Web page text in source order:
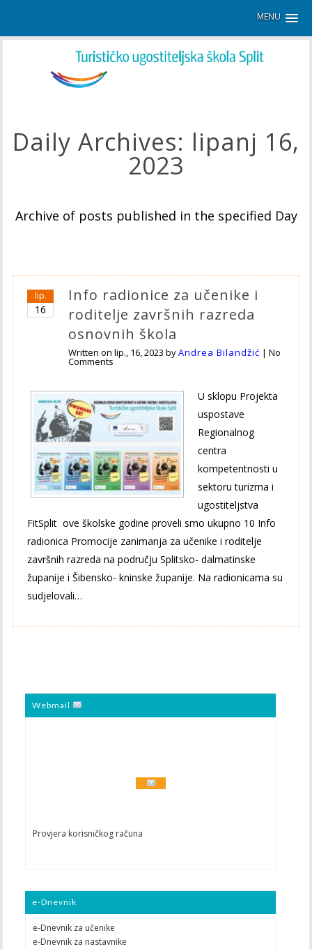
MENU
Daily Archives: lipanj 16,
2023
Archive of posts published in the specified Day
lip.
16
Info radionice za učenike i
roditelje završnih razreda
osnovnih škola
Written onlip., 16, 2023 byAndrea Bilandžić |No
Comments
U sklopu Projekta
uspostave
Regionalnog
centra
kompetentnosti u
sektoru turizma i
ugostiteljstva
FitSplit ove školske godine proveli smo ukupno 10 Info
radionica Promocije zanimanja za učenike i roditelje
završnih razreda na području Splitsko- dalmatinske
županije i Šibensko- kninske županije. Na radionicama su
sudjelovali…
Webmail
Provjera korisničkog računa
e-Dnevnik
e-Dnevnik za učenike
e-Dnevnik za nastavnike